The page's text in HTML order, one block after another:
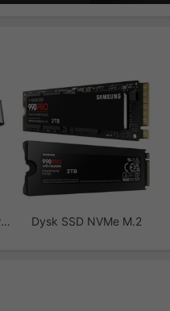
Akcesoria do telefonów GSM Dysk SSD NVMe M.2